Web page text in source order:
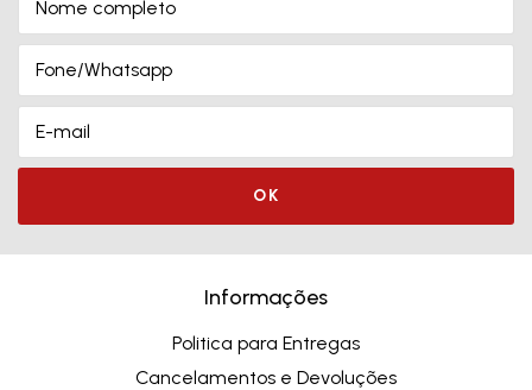
Informações
Politica para Entregas
Cancelamentos e Devoluções